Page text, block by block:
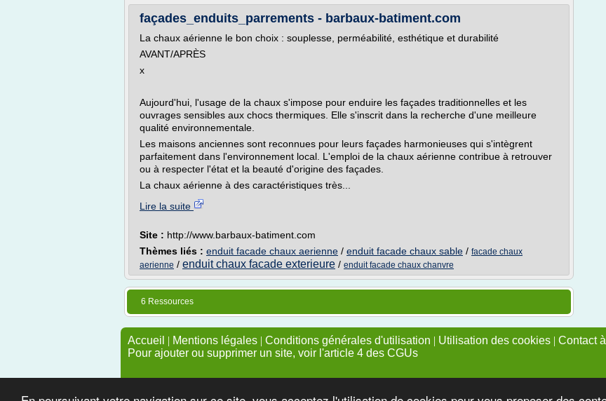
façades_enduits_parrements - barbaux-batiment.com
La chaux aérienne le bon choix : souplesse, perméabilité, esthétique et durabilité
AVANT/APRÈS
x
Aujourd'hui, l'usage de la chaux s'impose pour enduire les façades traditionnelles et les
ouvrages sensibles aux chocs thermiques. Elle s'inscrit dans la recherche d'une meilleure
qualité environnementale.
Les maisons anciennes sont reconnues pour leurs façades harmonieuses qui s'intègrent
parfaitement dans l'environnement local. L'emploi de la chaux aérienne contribue à retrouver
ou à respecter l'état et la beauté d'origine des façades.
La chaux aérienne à des caractéristiques très...
Lire la suite
Site : http://www.barbaux-batiment.com
Thèmes liés : enduit facade chaux aerienne / enduit facade chaux sable / facade chaux
aerienne / enduit chaux facade exterieure / enduit facade chaux chanvre
6 Ressources
Accueil | Mentions légales | Conditions générales d'utilisation | Utilisation des cookies | Contact
Pour ajouter ou supprimer un site, voir l'article 4 des CGUs